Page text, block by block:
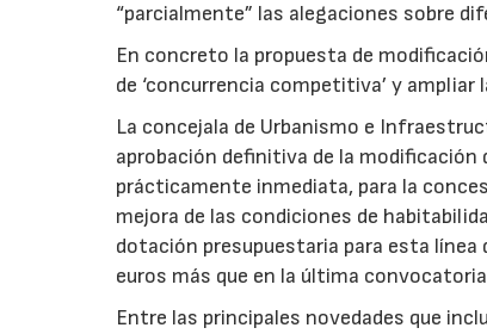
“parcialmente” las alegaciones sobre
En concreto la propuesta de
de ‘concurrencia competitiva’ y
La concejala de Urbanismo e
aprobación definitiva de la
prácticamente inmediata, para la
mejora de las condiciones de
dotación presupuestaria para esta
euros más que en la última
Entre las principales novedades que